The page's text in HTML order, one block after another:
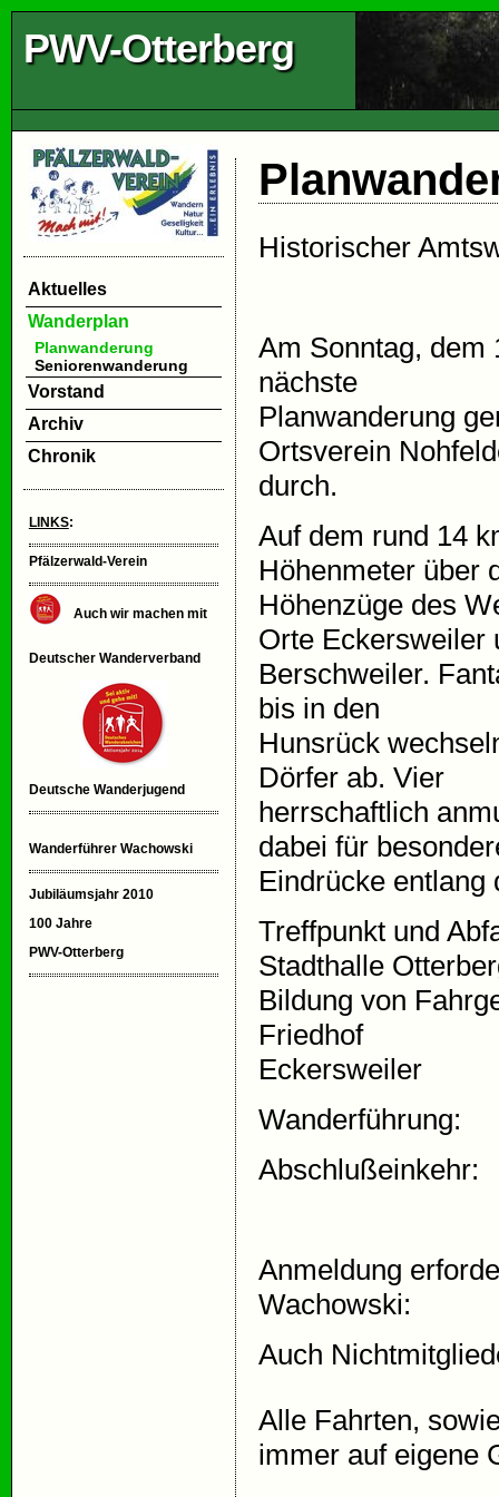
PWV-Otterberg
Aktuelles
Wanderplan
Planwanderung
Seniorenwanderung
Vorstand
Archiv
Chronik
LINKS:
Pfälzerwald-Verein
Auch wir machen mit
Deutscher Wanderverband
Deutsche Wanderjugend
Wanderführer Wachowski
Jubiläumsjahr 2010
100 Jahre
PWV-Otterberg
Historischer
Am Sonntag, dem
nächste
Planwanderung
Ortsverein
durch.
Auf dem rund 14
Höhenmeter über
Höhenzüge des
Orte Eckersweiler
Berschweiler.
bis in den
Hunsrück
Dörfer ab. Vier
herrschaftlich
dabei für
Eindrücke entlang
Treffpunkt und
Stadthalle
Bildung von
Friedhof
Eckersweiler
Wanderführung:
Anmeldung
Wachowski:
Auch
Alle Fahrten,
immer auf eigene